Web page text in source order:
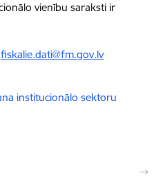
vienību saraksti ir
fiskalie.dati@fm.gov.lv
institucionālo sektoru